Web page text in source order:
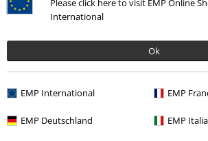
Please click here to visit EMP Online
International
Ok
EMP International EMP
EMP Deutschland EMP Italia
hráče touží. Na každém předmětu najdete
hry, které do vašeho každodenního života
Herní zboží Doom - víc než jen oblečení
Náš výběr herního zboží Doom zdaleka
Objevte řadu sběratelských předmětů, plakátů a
které dokonale doplní váš herní koutek. Každý
velkým důrazem na detail a nabízí vám možnost
pravou jeskyni fanoušků hry Doom.